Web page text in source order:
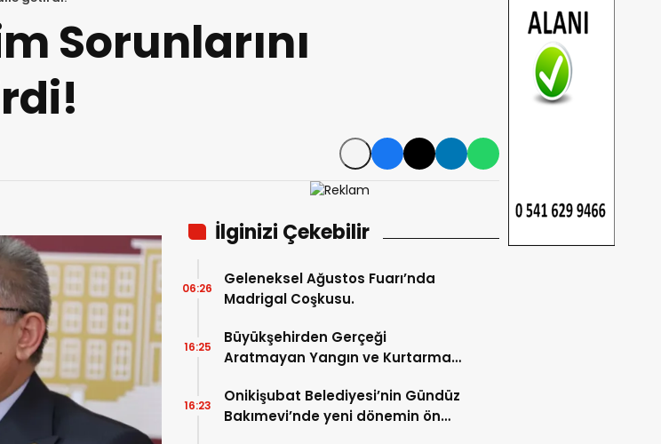
Sorunlarını
İlginizi Çekebilir
Geleneksel Ağustos Fuarı’nda
Madrigal Coşkusu.
06:26
Büyükşehirden Gerçeği
Aratmayan Yangın ve Kurtarma
16:25
Onikişubat Belediyesi’nin Gündüz
Bakımevi’nde yeni dönemin ön
16:23